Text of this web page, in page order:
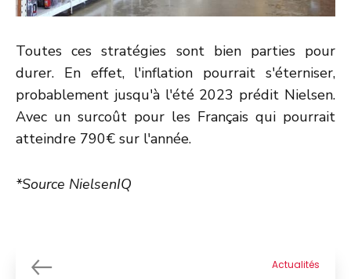
Toutes ces stratégies sont bien parties pour
durer. En effet, l'inflation pourrait s'éterniser,
probablement jusqu'à l'été 2023 prédit Nielsen.
Avec un surcoût pour les Français qui pourrait
atteindre 790€ sur l'année.
*Source NielsenIQ
Actualités